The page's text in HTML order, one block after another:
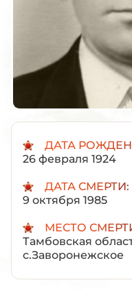
ДАТА
26 февраля 1924
ДАТА СМЕРТИ:
9 октября 1985
МЕСТО
Тамбовская
с.Заворонежское